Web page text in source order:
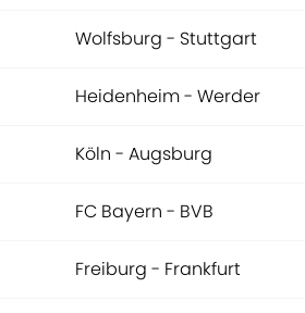
Wolfsburg - Stuttgart
Heidenheim - Werder
Köln - Augsburg
FC Bayern - BVB
Freiburg - Frankfurt